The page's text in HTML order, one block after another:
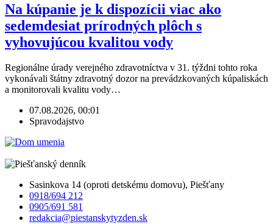
Na kúpanie je k dispozícii viac ako
sedemdesiat prírodných plôch s
vyhovujúcou kvalitou vody
Regionálne úrady verejného zdravotníctva v 31. týždni tohto roka
vykonávali štátny zdravotný dozor na prevádzkovaných kúpaliskách
a monitorovali kvalitu vody…
07.08.2026, 00:01
Spravodajstvo
Sasinkova 14 (oproti detskému domovu), Piešťany
0918/694 212
0905/691 581
redakcia@piestanskytyzden.sk